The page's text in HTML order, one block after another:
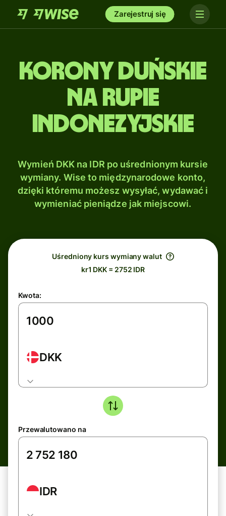
Zarejestruj się
Korony duńskie
na Rupie
indonezyjskie
Wymień DKK na IDR po uśrednionym kursie
wymiany. Wise to międzynarodowe konto,
dzięki któremu możesz wysyłać, wydawać i
wymieniać pieniądze jak miejscowi.
Uśredniony kurs wymiany walut
kr1 DKK = 2752 IDR
Kwota:
DKK
Przewalutowano na
IDR